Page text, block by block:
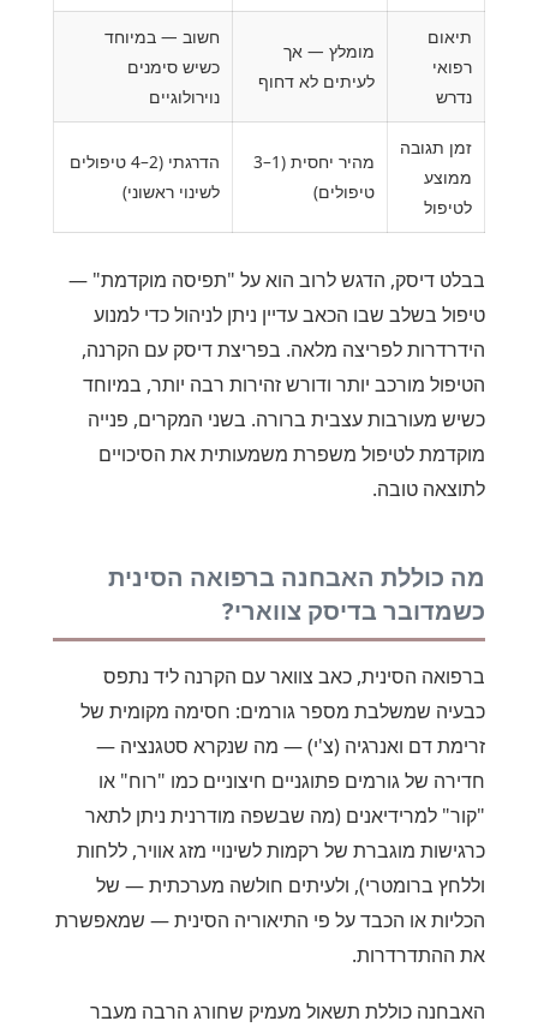
תיאום
רפואי
נדרש
מומלץ — אך
לעיתים לא דחוף
חשוב — במיוחד
כשיש סימנים
נוירולוגיים
זמן תגובה
ממוצע
לטיפול
מהיר יחסית (1–3
טיפולים)
הדרגתי (2–4 טיפולים
לשינוי ראשוני)
בבלט דיסק, הדגש לרוב הוא על "תפיסה מוקדמת" —
טיפול בשלב שבו הכאב עדיין ניתן לניהול כדי למנוע
הידרדרות לפריצה מלאה. בפריצת דיסק עם הקרנה,
הטיפול מורכב יותר ודורש זהירות רבה יותר, במיוחד
כשיש מעורבות עצבית ברורה. בשני המקרים, פנייה
מוקדמת לטיפול משפרת משמעותית את הסיכויים
לתוצאה טובה.
מה כוללת האבחנה ברפואה הסינית
כשמדובר בדיסק צווארי?
ברפואה הסינית, כאב צוואר עם הקרנה ליד נתפס
כבעיה שמשלבת מספר גורמים: חסימה מקומית של
זרימת דם ואנרגיה (צ'י) — מה שנקרא סטגנציה —
חדירה של גורמים פתוגניים חיצוניים כמו "רוח" או
"קור" למרידיאנים (מה שבשפה מודרנית ניתן לתאר
כרגישות מוגברת של רקמות לשינויי מזג אוויר, ללחות
וללחץ ברומטרי), ולעיתים חולשה מערכתית — של
הכליות או הכבד על פי התיאוריה הסינית — שמאפשרת
את ההתדרדרות.
האבחנה כוללת תשאול מעמיק שחורג הרבה מעבר